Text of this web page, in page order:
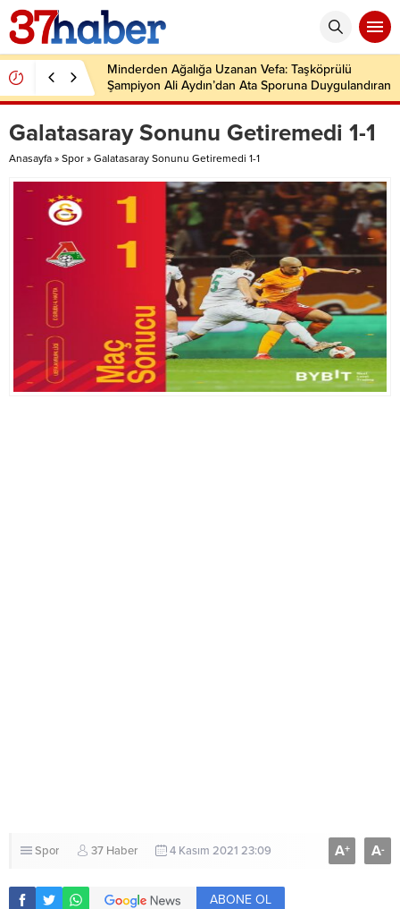
Minderden Ağalığa Uzanan Vefa: Taşköprülü
Şampiyon Ali Aydın’dan Ata Sporuna Duygulandıran
Dönüş
Galatasaray Sonunu Getiremedi 1-1
Anasayfa » Spor » Galatasaray Sonunu Getiremedi 1-1
Spor 37 Haber 4 Kasım 2021 23:09 A+ A-
ABONE OL